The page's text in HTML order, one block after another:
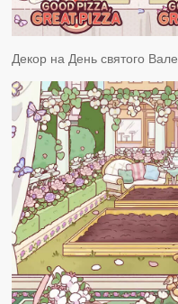
Декор на День святого